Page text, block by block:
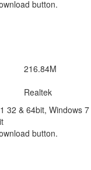
button.
216.84M
Realtek
32 & 64bit, Windows 7
button.